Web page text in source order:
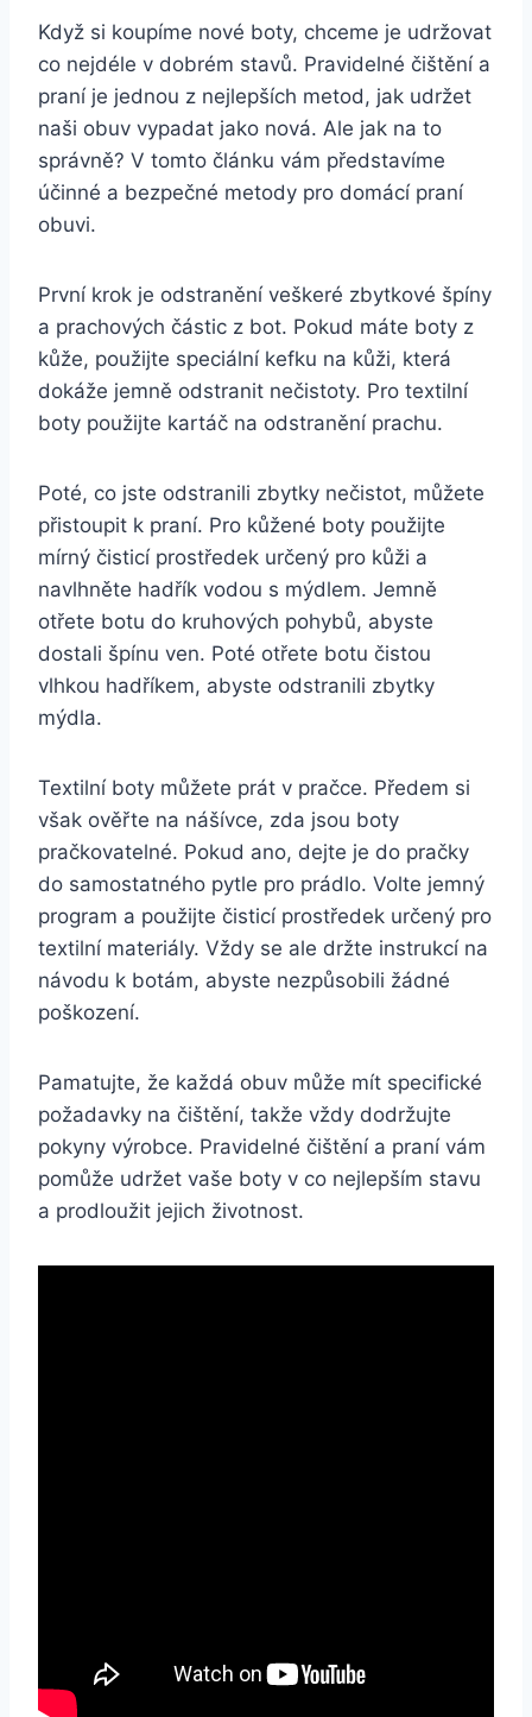
Když si koupíme ⁤nové boty, chceme je udržovat
co nejdéle v dobrém stavů. Pravidelné čištění a​
praní je jednou ⁤z nejlepších metod, jak udržet
naši obuv⁢ vypadat jako nová. Ale ‌jak na to
správně? V ‌tomto článku vám představíme
účinné a bezpečné⁣ metody pro domácí praní
obuvi.
První krok je odstranění veškeré zbytkové špíny
a prachových částic z bot. Pokud ⁤máte⁢ boty z
kůže, použijte speciální kefku na kůži, která
dokáže jemně ⁣odstranit nečistoty. Pro textilní
boty ‍použijte kartáč na odstranění prachu.
Poté, co jste odstranili zbytky nečistot, ‌můžete
přistoupit k ⁤praní. ⁢Pro ​kůžené boty použijte
mírný ‌čisticí prostředek určený pro kůži​ a
navlhněte​ hadřík vodou s mýdlem. ⁤Jemně
otřete ⁤botu do⁣ kruhových pohybů, abyste
dostali špínu ven. Poté otřete botu čistou
vlhkou hadříkem, abyste odstranili zbytky
mýdla.
Textilní​ boty můžete prát v pračce. Předem ‍si⁣
však ‍ověřte na ⁣nášívce, ‌zda jsou boty
pračkovatelné. Pokud ano, dejte je do pračky
do samostatného‍ pytle pro prádlo. Volte jemný​
program a‍ použijte čisticí prostředek určený pro
textilní materiály. ⁤Vždy se⁢ ale držte instrukcí na
návodu k botám, abyste nezpůsobili žádné
poškození.
Pamatujte, že každá‍ obuv ⁣může mít⁤ specifické
⁢požadavky na čištění, takže vždy dodržujte
pokyny výrobce. Pravidelné čištění a praní vám
pomůže udržet vaše boty v co nejlepším stavu
‍a ⁢prodloužit jejich životnost.